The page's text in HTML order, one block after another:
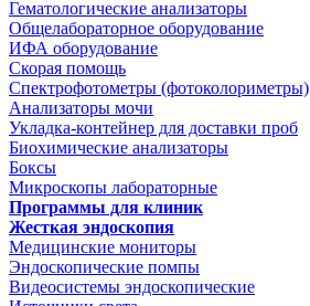
Гематологические анализаторы
Общелабораторное оборудование
ИФА оборудование
Скорая помощь
Спектрофотометры (фотоколориметры)
Анализаторы мочи
Укладка-контейнер для доставки проб
Биохимические анализаторы
Боксы
Микроскопы лабораторные
Программы для клиник
Жесткая эндоскопия
Медицинские мониторы
Эндоскопические помпы
Видеосистемы эндоскопические